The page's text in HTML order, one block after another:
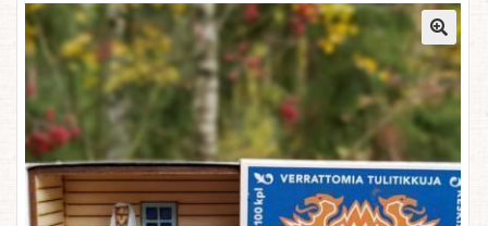
Produkter
Gepetto – Information
Återförsäljare
För Återförsäljare